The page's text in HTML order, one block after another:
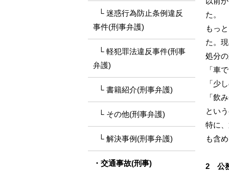
た。
もっ
た。
処分
「車
「少
「飲
とい
特に
も含
2 公
迷惑行為防止条例違反
事件(刑事弁護)
軽犯罪法違反事件(刑事
弁護)
書籍紹介(刑事弁護)
その他(刑事弁護)
解決事例(刑事弁護)
交通事故(刑事)